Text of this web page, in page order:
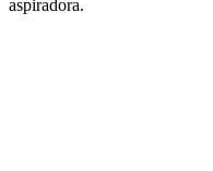
aspiradora.